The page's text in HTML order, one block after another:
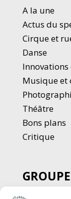
A la une
Actus du
Cirque et
Danse
Musique et
Théâtre
Bons plans
Critique